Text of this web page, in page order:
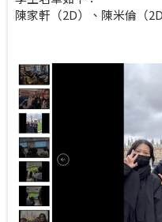
陳家軒（2D）、陳米倫（